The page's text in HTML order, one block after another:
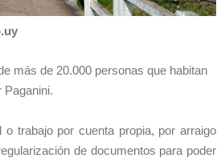
más de 20.000 personas que habitan
Paganini.
trabajo por cuenta propia, por arraigo
de documentos para poder